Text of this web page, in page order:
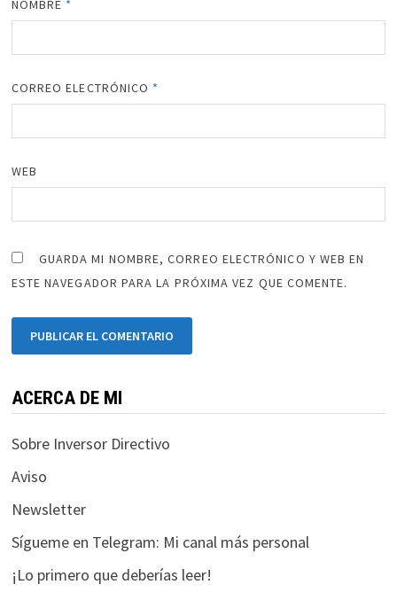
NOMBRE *
CORREO ELECTRÓNICO *
WEB
GUARDA MI NOMBRE, CORREO ELECTRÓNICO Y WEB EN
ESTE NAVEGADOR PARA LA PRÓXIMA VEZ QUE COMENTE.
ACERCA DE MI
Sobre Inversor Directivo
Aviso
Newsletter
Sígueme en Telegram: Mi canal más personal
¡Lo primero que deberías leer!